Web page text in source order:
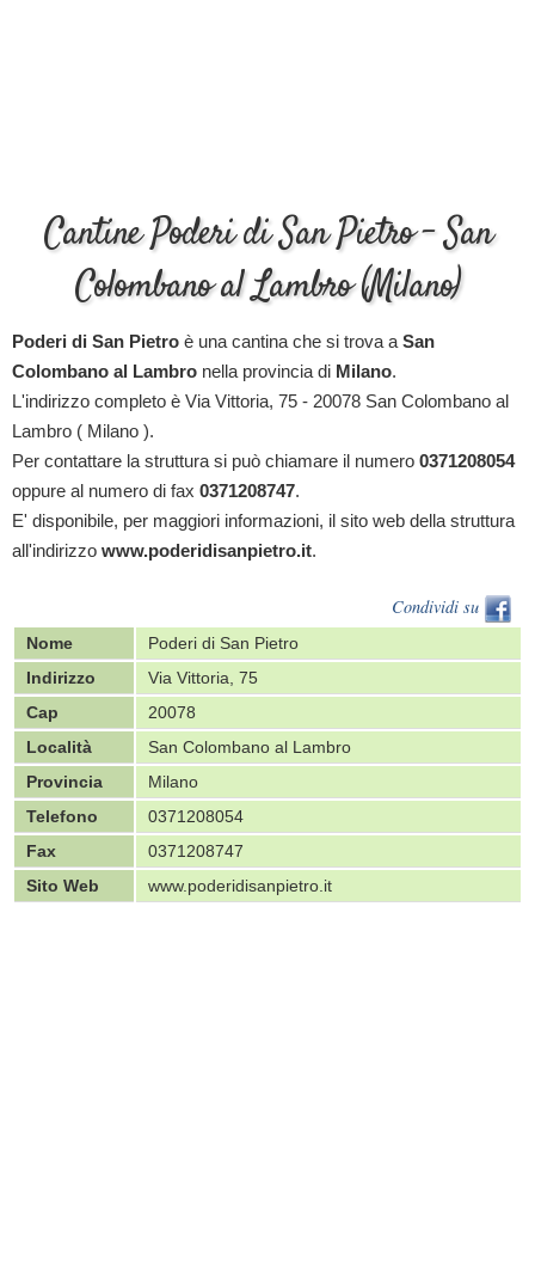
Cantine Poderi di San Pietro - San
Colombano al Lambro (Milano)
Poderi di San Pietro è una cantina che si trova a San
Colombano al Lambro nella provincia di Milano.
L'indirizzo completo è Via Vittoria, 75 - 20078 San Colombano al
Lambro ( Milano ).
Per contattare la struttura si può chiamare il numero 0371208054
oppure al numero di fax 0371208747.
E' disponibile, per maggiori informazioni, il sito web della struttura
all'indirizzo www.poderidisanpietro.it.
Condividi su
Nome
Poderi di San Pietro
Indirizzo
Via Vittoria, 75
Cap
20078
Località
San Colombano al Lambro
Provincia
Milano
Telefono
0371208054
Fax
0371208747
Sito Web
www.poderidisanpietro.it